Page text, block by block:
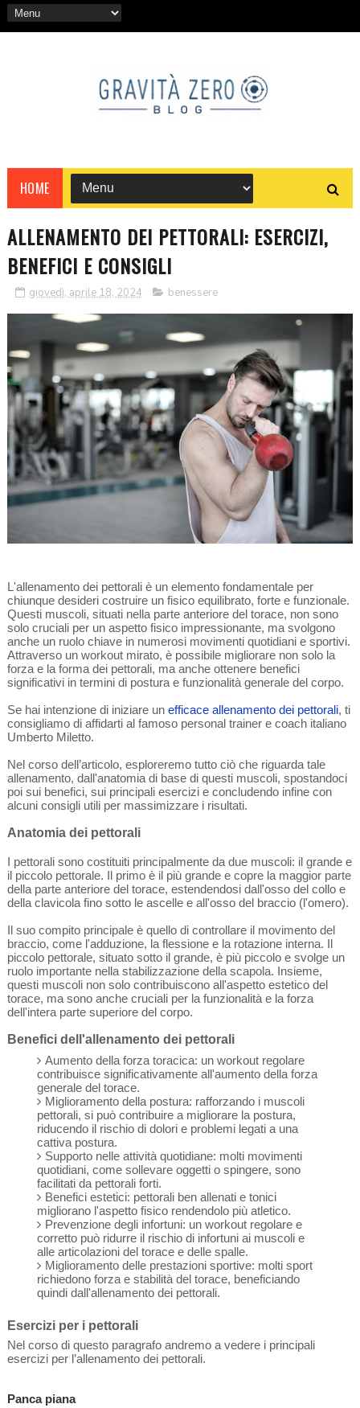
HOME
ALLENAMENTO DEI PETTORALI: ESERCIZI,
BENEFICI E CONSIGLI
giovedì, aprile 18, 2024 benessere
L'allenamento dei pettorali è un elemento fondamentale per
chiunque desideri costruire un fisico equilibrato, forte e funzionale.
Questi muscoli, situati nella parte anteriore del torace, non sono
solo cruciali per un aspetto fisico impressionante, ma svolgono
anche un ruolo chiave in numerosi movimenti quotidiani e sportivi.
Attraverso un workout mirato, è possibile migliorare non solo la
forza e la forma dei pettorali, ma anche ottenere benefici
significativi in termini di postura e funzionalità generale del corpo.
Se hai intenzione di iniziare un efficace allenamento dei pettorali, ti
consigliamo di affidarti al famoso personal trainer e coach italiano
Umberto Miletto.
Nel corso dell’articolo, esploreremo tutto ciò che riguarda tale
allenamento, dall'anatomia di base di questi muscoli, spostandoci
poi sui benefici, sui principali esercizi e concludendo infine con
alcuni consigli utili per massimizzare i risultati.
Anatomia dei pettorali
I pettorali sono costituiti principalmente da due muscoli: il grande e
il piccolo pettorale. Il primo è il più grande e copre la maggior parte
della parte anteriore del torace, estendendosi dall'osso del collo e
della clavicola fino sotto le ascelle e all'osso del braccio (l'omero).
Il suo compito principale è quello di controllare il movimento del
braccio, come l'adduzione, la flessione e la rotazione interna. Il
piccolo pettorale, situato sotto il grande, è più piccolo e svolge un
ruolo importante nella stabilizzazione della scapola. Insieme,
questi muscoli non solo contribuiscono all'aspetto estetico del
torace, ma sono anche cruciali per la funzionalità e la forza
dell'intera parte superiore del corpo.
Benefici dell'allenamento dei pettorali
Aumento della forza toracica: un workout regolare
contribuisce significativamente all'aumento della forza
generale del torace.
Miglioramento della postura: rafforzando i muscoli
pettorali, si può contribuire a migliorare la postura,
riducendo il rischio di dolori e problemi legati a una
cattiva postura.
Supporto nelle attività quotidiane: molti movimenti
quotidiani, come sollevare oggetti o spingere, sono
facilitati da pettorali forti.
Benefici estetici: pettorali ben allenati e tonici
migliorano l'aspetto fisico rendendolo più atletico.
Prevenzione degli infortuni: un workout regolare e
corretto può ridurre il rischio di infortuni ai muscoli e
alle articolazioni del torace e delle spalle.
Miglioramento delle prestazioni sportive: molti sport
richiedono forza e stabilità del torace, beneficiando
quindi dall'allenamento dei pettorali.
Esercizi per i pettorali
Nel corso di questo paragrafo andremo a vedere i principali
esercizi per l’allenamento dei pettorali.
Panca piana